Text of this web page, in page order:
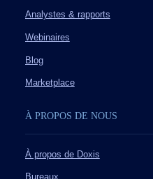
Analystes & rapports
Webinaires
Blog
Marketplace
À PROPOS DE NOUS
À propos de Doxis